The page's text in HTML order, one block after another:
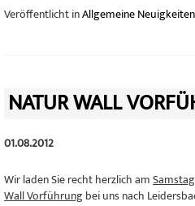
Veröffentlicht inAllgemeine Neuigkeiten
NATUR WALL
01.08.2012
Wir laden Sie recht herzlich am
Wall Vorführungbei uns nach